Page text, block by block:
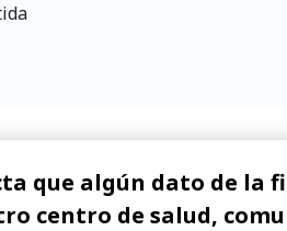
que algún dato de la
centro de salud,